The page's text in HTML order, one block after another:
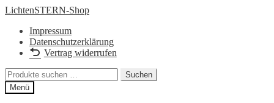
Zur
springen
Zum
springen
LichtenSTERN-Shop
Impressum
Datenschutzerklärung
Vertrag widerrufen
Suchen
nach:
Suchen
Menü